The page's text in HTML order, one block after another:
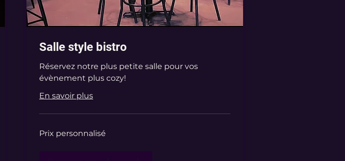
Salle style bistro
Réservez notre plus petite salle pour vos
évènement plus cozy!
En savoir plus
personnalisé
Prix personnalisé